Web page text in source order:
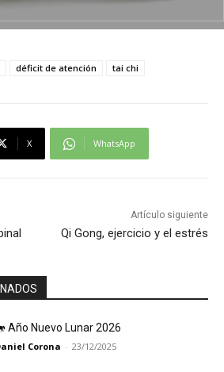
déficit de atención tai chi
X WhatsApp
Artículo siguiente
Qi Gong, ejercicio y el estrés
Año Nuevo Lunar 2026
Corona - 23/12/2025